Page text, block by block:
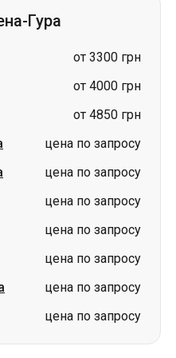
Гура
от 3300 грн
от 4000 грн
от 4850 грн
цена по запросу
цена по запросу
цена по запросу
цена по запросу
цена по запросу
цена по запросу
цена по запросу